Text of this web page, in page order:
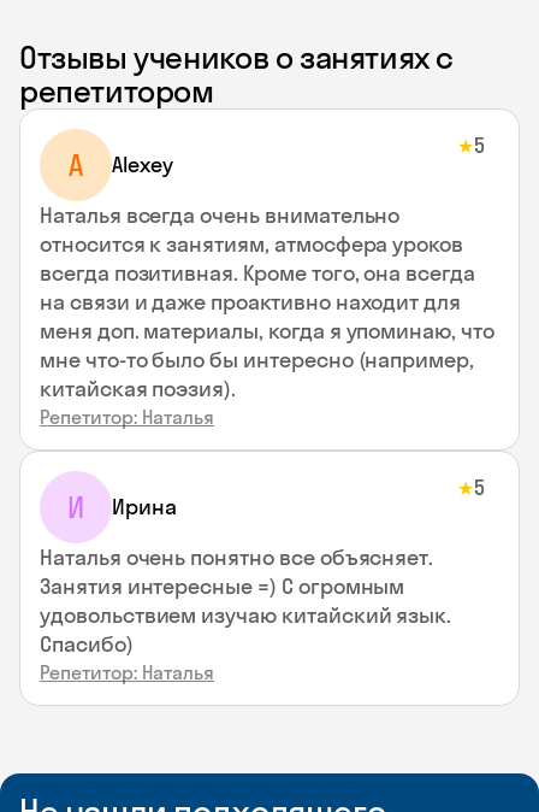
Отзывы учеников о занятиях с
репетитором
A Alexey
★5
Наталья всегда очень внимательно
относится к занятиям, атмосфера уроков
всегда позитивная. Кроме того, она всегда
на связи и даже проактивно находит для
меня доп. материалы, когда я упоминаю, что
мне что-то было бы интересно (например,
китайская поэзия).
Репетитор: Наталья
И Ирина
★5
Наталья очень понятно все объясняет.
Занятия интересные =) С огромным
удовольствием изучаю китайский язык.
Спасибо)
Репетитор: Наталья